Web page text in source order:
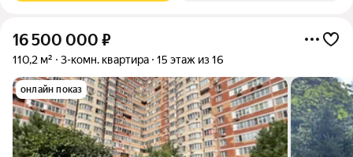
16 500 000 ₽
110,2 м² 3-комн. квартира 15 этаж из 16
онлайн показ